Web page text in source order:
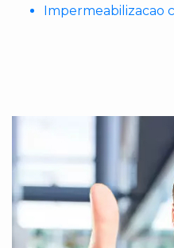
Impermeabilizacao